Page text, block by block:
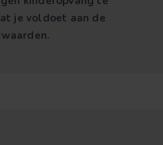
je voldoet aan de